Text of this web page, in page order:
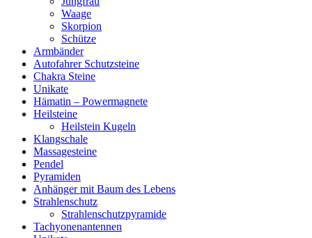
Waage
Skorpion
Schütze
Armbänder
Autofahrer Schutzsteine
Chakra Steine
Unikate
Hämatin – Powermagnete
Heilsteine
Heilstein Kugeln
Klangschale
Massagesteine
Pendel
Pyramiden
Anhänger mit Baum des Lebens
Strahlenschutz
Strahlenschutzpyramide
Tachyonenantennen